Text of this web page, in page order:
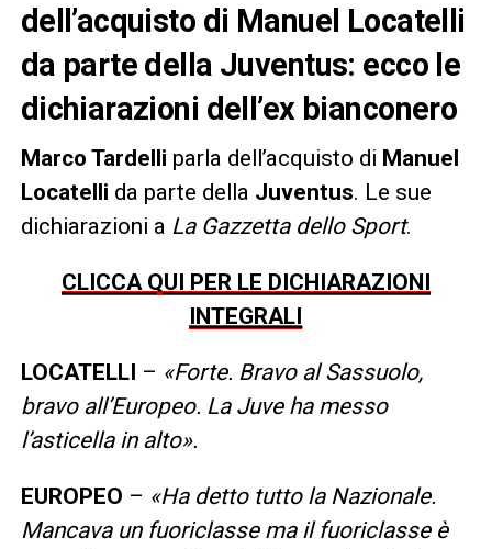
dell’acquisto di Manuel Locatelli
da parte della Juventus: ecco le
dichiarazioni dell’ex bianconero
Marco Tardelli parla dell’acquisto di Manuel
Locatelli da parte della Juventus. Le sue
dichiarazioni a La Gazzetta dello Sport.
CLICCA QUI PER LE DICHIARAZIONI
INTEGRALI
LOCATELLI – «Forte. Bravo al Sassuolo,
bravo all’Europeo. La Juve ha messo
l’asticella in alto».
EUROPEO – «Ha detto tutto la Nazionale.
Mancava un fuoriclasse ma il fuoriclasse è